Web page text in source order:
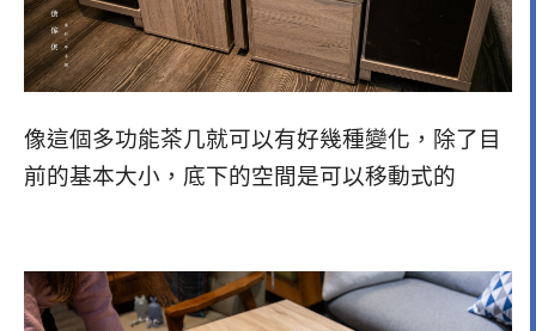
像這個多功能茶几就可以有好幾種變化，除了目
前的基本大小，底下的空間是可以移動式的